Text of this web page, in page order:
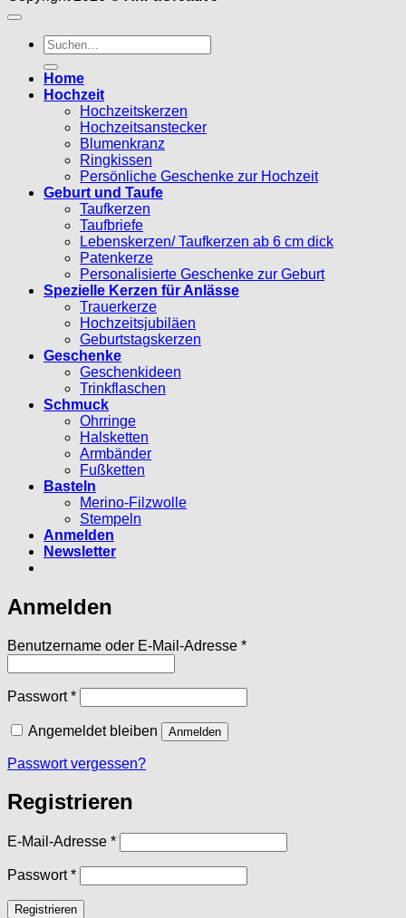
Suchen
nach:
Home
Hochzeit
Hochzeitskerzen
Hochzeitsanstecker
Blumenkranz
Ringkissen
Persönliche Geschenke zur Hochzeit
Geburt und Taufe
Taufkerzen
Taufbriefe
Lebenskerzen/ Taufkerzen ab 6 cm dick
Patenkerze
Personalisierte Geschenke zur Geburt
Spezielle Kerzen für Anlässe
Trauerkerze
Hochzeitsjubiläen
Geburtstagskerzen
Geschenke
Geschenkideen
Trinkflaschen
Schmuck
Ohrringe
Halsketten
Armbänder
Fußketten
Basteln
Merino-Filzwolle
Stempeln
Anmelden
Newsletter
Anmelden
Benutzername oder E-Mail-Adresse *Erforderlich
Passwort*Erforderlich
Angemeldet bleiben Anmelden
Passwort vergessen?
Registrieren
E-Mail-Adresse *Erforderlich
Passwort*Erforderlich
Registrieren